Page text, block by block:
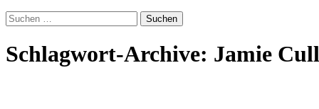
Suchen
nach:
Schlagwort-Archive: Jamie